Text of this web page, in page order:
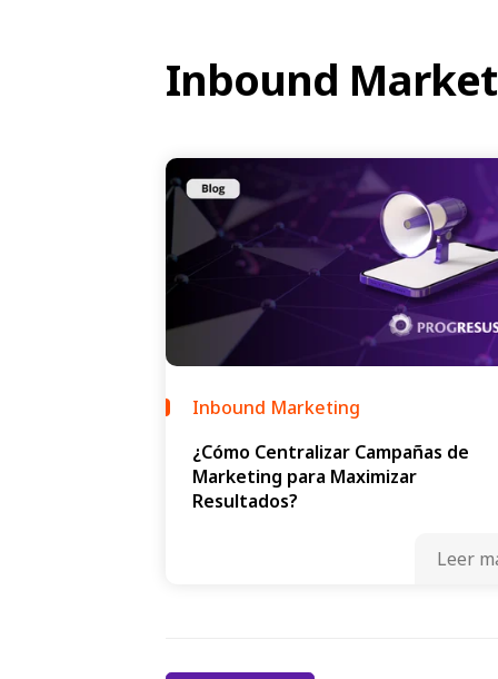
Inbound
Inbound Marketing
¿Cómo Centralizar Campañas de
Marketing para Maximizar
Resultados?
Leer